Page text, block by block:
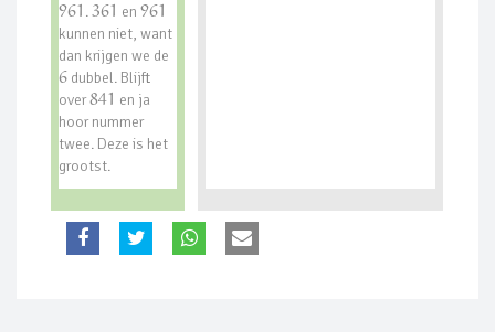
961 .361 en 961
kunnen niet, want
dan krijgen we de
6 dubbel. Blijft
over841 en ja
hoor nummer
twee. Deze is het
grootst.